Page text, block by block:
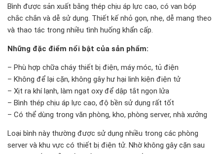
Bình được sản xuất bằng thép chịu áp lực cao, có van bóp
chắc chắn và dễ sử dụng. Thiết kế nhỏ gọn, nhẹ, dễ mang theo
và thao tác trong nhiều tình huống khẩn cấp.
Những đặc điểm nổi bật của sản phẩm:
– Phù hợp chữa cháy thiết bị điện, máy móc, tủ điện
– Không để lại cặn, không gây hư hại linh kiện điện tử
– Xịt ra khí lạnh, làm ngạt oxy để dập tắt ngọn lửa
– Bình thép chịu áp lực cao, độ bền sử dụng rất tốt
– Có thể dùng trong văn phòng, kho, phòng server, nhà xưởng
Loại bình này thường được sử dụng nhiều trong các phòng
server và khu vực có thiết bị điện tử. Nhờ không gây cặn sau